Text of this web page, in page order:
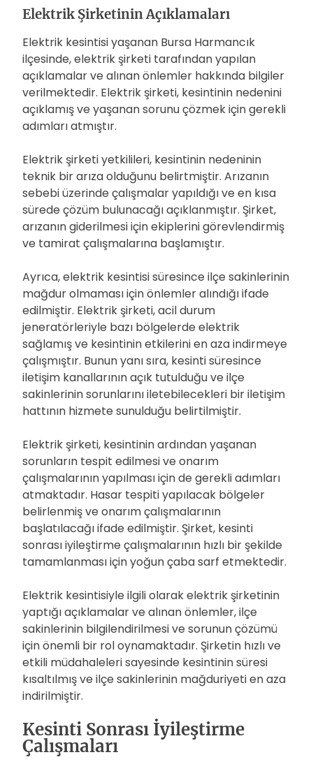
Elektrik Şirketinin Açıklamaları
Elektrik kesintisi yaşanan Bursa Harmancık
ilçesinde, elektrik şirketi tarafından yapılan
açıklamalar ve alınan önlemler hakkında bilgiler
verilmektedir. Elektrik şirketi, kesintinin nedenini
açıklamış ve yaşanan sorunu çözmek için gerekli
adımları atmıştır.
Elektrik şirketi yetkilileri, kesintinin nedeninin
teknik bir arıza olduğunu belirtmiştir. Arızanın
sebebi üzerinde çalışmalar yapıldığı ve en kısa
sürede çözüm bulunacağı açıklanmıştır. Şirket,
arızanın giderilmesi için ekiplerini görevlendirmiş
ve tamirat çalışmalarına başlamıştır.
Ayrıca, elektrik kesintisi süresince ilçe sakinlerinin
mağdur olmaması için önlemler alındığı ifade
edilmiştir. Elektrik şirketi, acil durum
jeneratörleriyle bazı bölgelerde elektrik
sağlamış ve kesintinin etkilerini en aza indirmeye
çalışmıştır. Bunun yanı sıra, kesinti süresince
iletişim kanallarının açık tutulduğu ve ilçe
sakinlerinin sorunlarını iletebilecekleri bir iletişim
hattının hizmete sunulduğu belirtilmiştir.
Elektrik şirketi, kesintinin ardından yaşanan
sorunların tespit edilmesi ve onarım
çalışmalarının yapılması için de gerekli adımları
atmaktadır. Hasar tespiti yapılacak bölgeler
belirlenmiş ve onarım çalışmalarının
başlatılacağı ifade edilmiştir. Şirket, kesinti
sonrası iyileştirme çalışmalarının hızlı bir şekilde
tamamlanması için yoğun çaba sarf etmektedir.
Elektrik kesintisiyle ilgili olarak elektrik şirketinin
yaptığı açıklamalar ve alınan önlemler, ilçe
sakinlerinin bilgilendirilmesi ve sorunun çözümü
için önemli bir rol oynamaktadır. Şirketin hızlı ve
etkili müdahaleleri sayesinde kesintinin süresi
kısaltılmış ve ilçe sakinlerinin mağduriyeti en aza
indirilmiştir.
Kesinti Sonrası İyileştirme
Çalışmaları